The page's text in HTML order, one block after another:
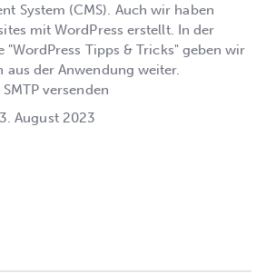
System (CMS). Auch wir haben
mit WordPress erstellt. In der
"WordPress Tipps & Tricks" geben wir
aus der Anwendung weiter.
versenden
August 2023